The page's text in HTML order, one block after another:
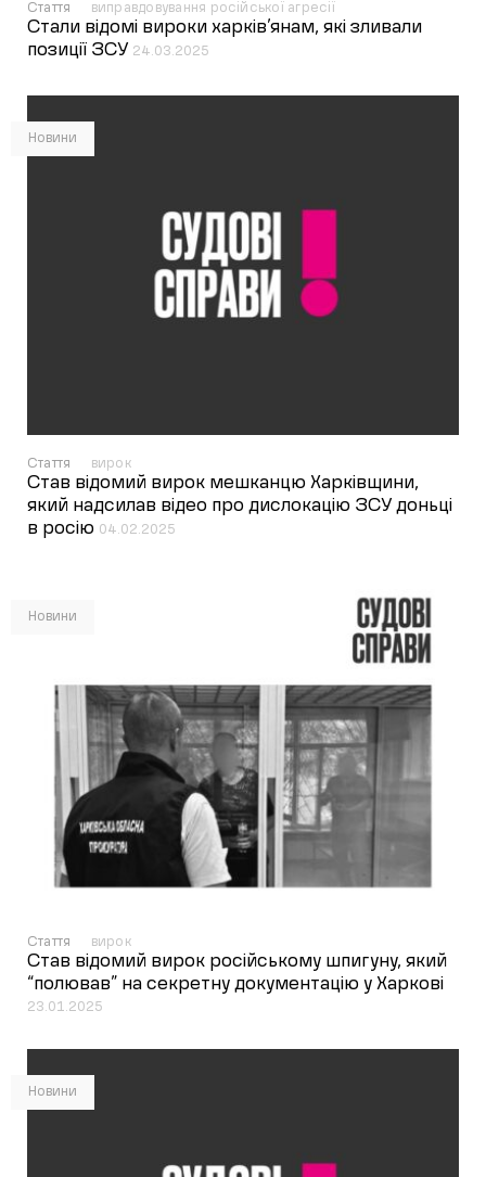
Стаття виправдовування російської агресії
Стали відомі вироки харків’янам, які зливали
позиції ЗСУ 24.03.2025
Новини
Стаття вирок
Став відомий вирок мешканцю Харківщини,
який надсилав відео про дислокацію ЗСУ доньці
в росію 04.02.2025
Новини
Стаття вирок
Став відомий вирок російському шпигуну, який
“полював” на секретну документацію у Харкові
23.01.2025
Новини